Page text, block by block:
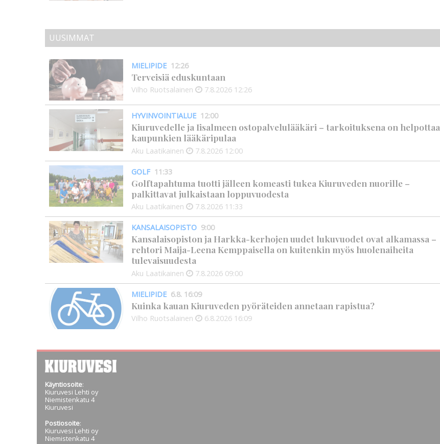
UUSIMMAT
MIELIPIDE 12:26
Terveisiä eduskuntaan
Vilho Ruotsalainen 7.8.2026 12:26
HYVINVOINTIALUE 12:00
Kiuruvedelle ja Iisalmeen ostopalvelulääkäri – tarkoituksena on helpottaa
kaupunkien lääkäripulaa
Aku Laatikainen 7.8.2026 12:00
GOLF 11:33
Golftapahtuma tuotti jälleen komeasti tukea Kiuruveden nuorille –
palkittavat julkaistaan loppuvuodesta
Aku Laatikainen 7.8.2026 11:33
KANSALAISOPISTO 9:00
Kansalaisopiston ja Harkka-kerhojen uudet lukuvuodet ovat alkamassa –
rehtori Maija-Leena Kemppaisella on kuitenkin myös huolenaiheita
tulevaisuudesta
Aku Laatikainen 7.8.2026 09:00
MIELIPIDE 6.8. 16:09
Kuinka kauan Kiuruveden pyöräteiden annetaan rapistua?
Vilho Ruotsalainen 6.8.2026 16:09
Käyntiosoite:
Kiuruvesi Lehti oy
Niemistenkatu 4
Kiuruvesi
Postiosoite:
Kiuruvesi Lehti oy
Niemistenkatu 4